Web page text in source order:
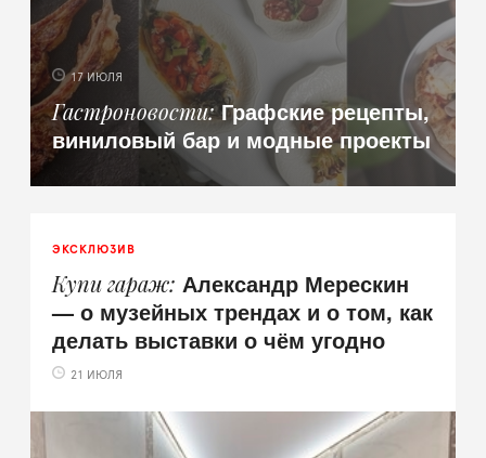
17 ИЮЛЯ
Гастроновости Графские рецепты,
виниловый бар и модные проекты
ЭКСКЛЮЗИВ
Купи гараж Александр Мерескин
— о музейных трендах и о том, как
делать выставки о чём угодно
21 ИЮЛЯ